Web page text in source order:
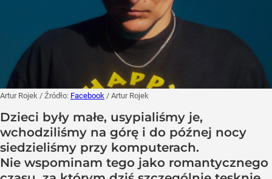
Artur Rojek / Źródło: Facebook / Artur Rojek
Dzieci były małe, usypialiśmy je,
wchodziliśmy na górę i do późnej nocy
siedzieliśmy przy komputerach.
Nie wspominam tego jako romantycznego